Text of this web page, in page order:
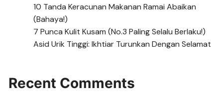
10 Tanda Keracunan Makanan Ramai Abaikan
(Bahaya!)
7 Punca Kulit Kusam (No.3 Paling Selalu Berlaku!)
Asid Urik Tinggi: Ikhtiar Turunkan Dengan Selamat
Recent Comments